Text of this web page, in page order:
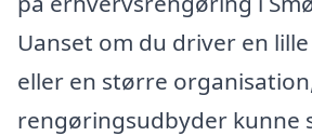
Uanset om du driver en
eller en større
rengøringsudbyder kunne